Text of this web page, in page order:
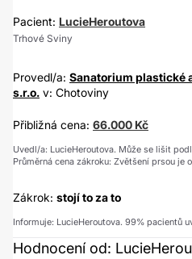
Pacient: LucieHeroutova
Trhové Sviny
Provedl/a: Sanatorium plastické
s.r.o. v: Chotoviny
Přibližná cena: 66.000 Kč
Uvedl/a: LucieHeroutova. Může se lišit
Průměrná cena zákroku: Zvětšení prsou je
Zákrok: stojí to za to
Informuje: LucieHeroutova. 99% pacientů
Hodnocení od: